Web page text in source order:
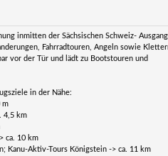
inmitten der Sächsischen Schweiz-
Fahrradtouren, Angeln sowie
vor der Tür und lädt zu Bootstouren und
in der Nähe:
m
4,5 km
ca. 10 km
Kanu-Aktiv-Tours Königstein -> ca. 11 km